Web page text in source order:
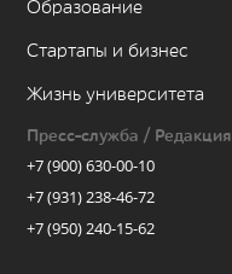
Образование
Стартапы и бизнес
Жизнь университета
Пресс-служба / Редакция
+7 (900) 630-00-10
+7 (931) 238-46-72
+7 (950) 240-15-62